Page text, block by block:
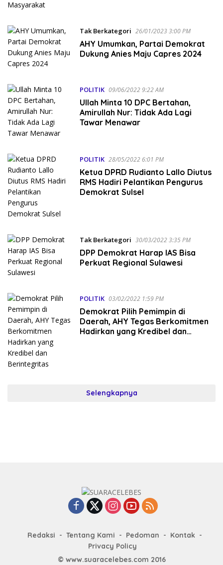
Tak Berkategori 26/01/2023 3:00 PM
AHY Umumkan, Partai Demokrat
Dukung Anies Maju Capres 2024
POLITIK 09/06/2022 9:22 AM
Ullah Minta 10 DPC Bertahan,
Amirullah Nur: Tidak Ada Lagi
Tawar Menawar
POLITIK 28/05/2022 6:01 PM
Ketua DPRD Rudianto Lallo Diutus
RMS Hadiri Pelantikan Pengurus
Demokrat Sulsel
Tak Berkategori 30/03/2022 3:35 PM
DPP Demokrat Harap IAS Bisa
Perkuat Regional Sulawesi
POLITIK 03/02/2022 1:59 PM
Demokrat Pilih Pemimpin di
Daerah, AHY Tegas Berkomitmen
Hadirkan yang Kredibel dan
Selengkapnya
Redaksi Tentang Kami Pedoman
Kontak
Privacy Policy
© www.suaracelebes.com 2016